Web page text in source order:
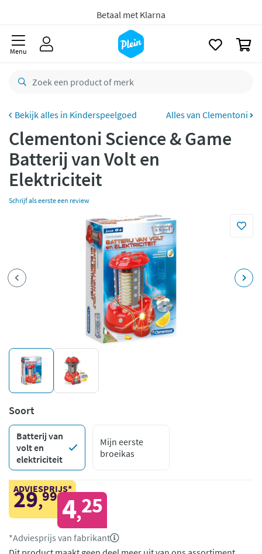
23.59ubesteld,maandag
Gratisretourneren
Betaal met Klarna
Menu
Kinderspeelgoed Alles van Clementoni
Clementoni Science & Game
Batterij van Volt en
Elektriciteit
Schrijf als eerste een review
Soort
Batterij van
volt en
elektriciteit
Mijn eerste
broeikas
ADVIESPRIJS*
29,99 4,25
*Adviesprijs van fabrikant